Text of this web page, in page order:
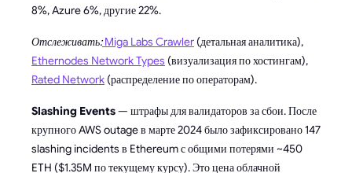
8%, Azure 6%, другие 22%.
Отслеживать: Miga Labs Crawler (детальная аналитика),
Ethernodes Network Types (визуализация по хостингам),
Rated Network (распределение по операторам).
Slashing Events— штрафы для валидаторов за сбои. После
крупного AWS outage в марте 2024 было зафиксировано 147
slashing incidents в Ethereum с общими потерями ~450
ETH ($1.35M по текущему курсу). Это цена облачной